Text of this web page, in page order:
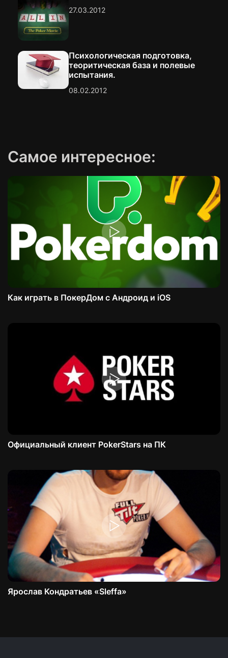
27.03.2012
Психологическая подготовка,
теоритическая база и полевые
испытания.
08.02.2012
Самое интересное:
Как играть в ПокерДом с Андроид и iOS
Официальный клиент PokerStars на ПК
Ярослав Кондратьев «Sleffa»